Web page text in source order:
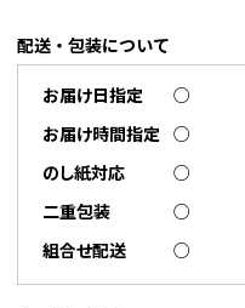
配送・包装について
お届け日指定
○
お届け時間指定 ○
のし紙対応
○
二重包装
○
組合せ配送
○